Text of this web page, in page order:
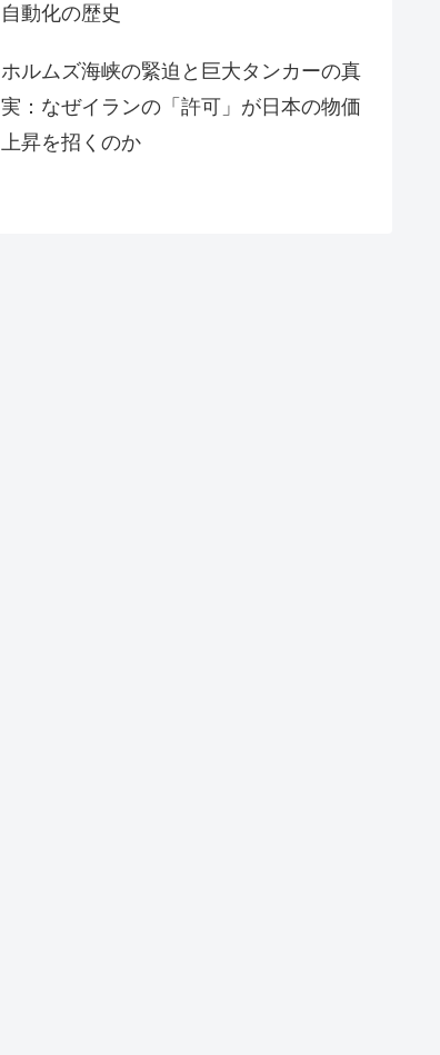
自動化の歴史
ホルムズ海峡の緊迫と巨大タンカーの真
実：なぜイランの「許可」が日本の物価
上昇を招くのか